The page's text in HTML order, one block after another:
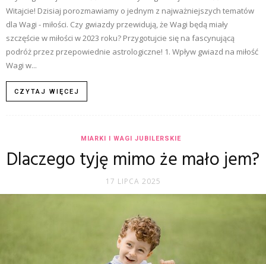
Witajcie! Dzisiaj porozmawiamy o jednym z najważniejszych tematów
dla Wagi - miłości. Czy gwiazdy przewidują, że Wagi będą miały
szczęście w miłości w 2023 roku? Przygotujcie się na fascynującą
podróż przez przepowiednie astrologiczne! 1. Wpływ gwiazd na miłość
Wagi w...
CZYTAJ WIĘCEJ
MIARKI I WAGI JUBILERSKIE
Dlaczego tyję mimo że mało jem?
17 LIPCA 2025